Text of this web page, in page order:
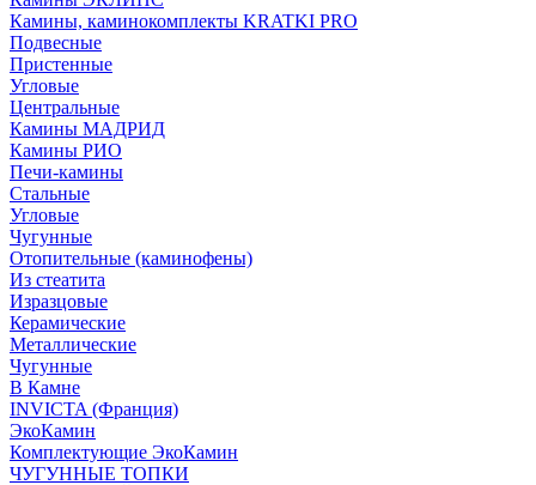
Камины, каминокомплекты KRATKI PRO
Подвесные
Пристенные
Угловые
Центральные
Камины МАДРИД
Камины РИО
Печи-камины
Стальные
Угловые
Чугунные
Отопительные (каминофены)
Из стеатита
Изразцовые
Керамические
Металлические
Чугунные
В Камне
INVICTA (Франция)
ЭкоКамин
Комплектующие ЭкоКамин
ЧУГУННЫЕ ТОПКИ